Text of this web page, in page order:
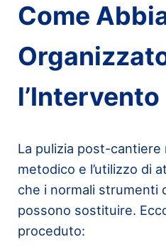
Come
l’Intervento
La pulizia post-
metodico e l’utilizzo di
che i normali strumenti
possono sostituire.
proceduto: